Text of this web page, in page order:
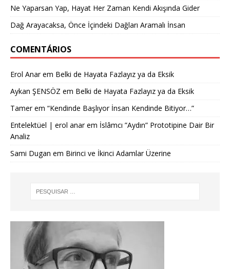
Ne Yaparsan Yap, Hayat Her Zaman Kendi Akışında Gider
Dağ Arayacaksa, Önce İçindeki Dağları Aramalı İnsan
COMENTÁRIOS
Erol Anarem Belki de Hayata Fazlayız ya da Eksik
Aykan ŞENSÖZ em Belki de Hayata Fazlayız ya da Eksik
Tamerem “Kendinde Başlıyor İnsan Kendinde Bitiyor…”
Entelektüel | erol anarem İslâmcı ”Aydın” Prototipine Dair Bir
Analiz
Sami Dugan em Birinci ve İkinci Adamlar Üzerine